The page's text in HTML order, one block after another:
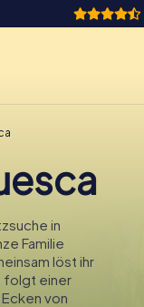
in
Familie
löst ihr
folgt einer
von